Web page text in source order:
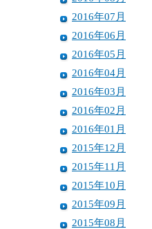
2016年07月
2016年06月
2016年05月
2016年04月
2016年03月
2016年02月
2016年01月
2015年12月
2015年11月
2015年10月
2015年09月
2015年08月